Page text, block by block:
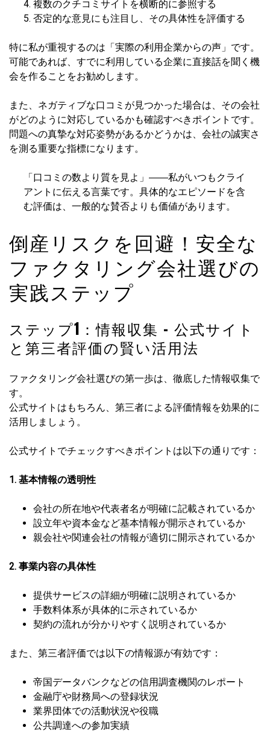
複数のクチコミサイトを横断的に参照する
否定的な意見にも注目し、その具体性を評価する
特に私が重視するのは「実際の利用企業からの声」です。
可能であれば、すでに利用している企業に直接話を聞く機
会を作ることをお勧めします。
また、ネガティブな口コミが見つかった場合は、その会社
がどのように対応しているかも確認すべきポイントです。
問題への真摯な対応姿勢があるかどうかは、会社の誠実さ
を測る重要な指標になります。
「口コミの数より質を見よ」――私がいつもクライ
アントに伝える言葉です。具体的なエピソードを含
む評価は、一般的な賛否よりも価値があります。
倒産リスクを回避！安全な
ファクタリング会社選びの
実践ステップ
ステップ1：情報収集 – 公式サイト
と第三者評価の賢い活用法
ファクタリング会社選びの第一歩は、徹底した情報収集で
す。
公式サイトはもちろん、第三者による評価情報を効果的に
活用しましょう。
公式サイトでチェックすべきポイントは以下の通りです：
1. 基本情報の透明性
会社の所在地や代表者名が明確に記載されているか
設立年や資本金など基本情報が開示されているか
親会社や関連会社の情報が適切に開示されているか
2. 事業内容の具体性
提供サービスの詳細が明確に説明されているか
手数料体系が具体的に示されているか
契約の流れが分かりやすく説明されているか
また、第三者評価では以下の情報源が有効です：
帝国データバンクなどの信用調査機関のレポート
金融庁や財務局への登録状況
業界団体での活動状況や役職
公共調達への参加実績